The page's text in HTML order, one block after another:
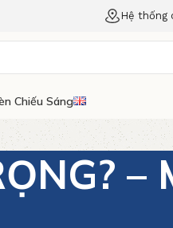
Hệ thống
Chiếu Sáng